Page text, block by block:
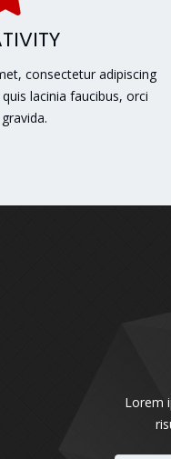
consectetur adipiscing
lacinia faucibus, orci
Lorem